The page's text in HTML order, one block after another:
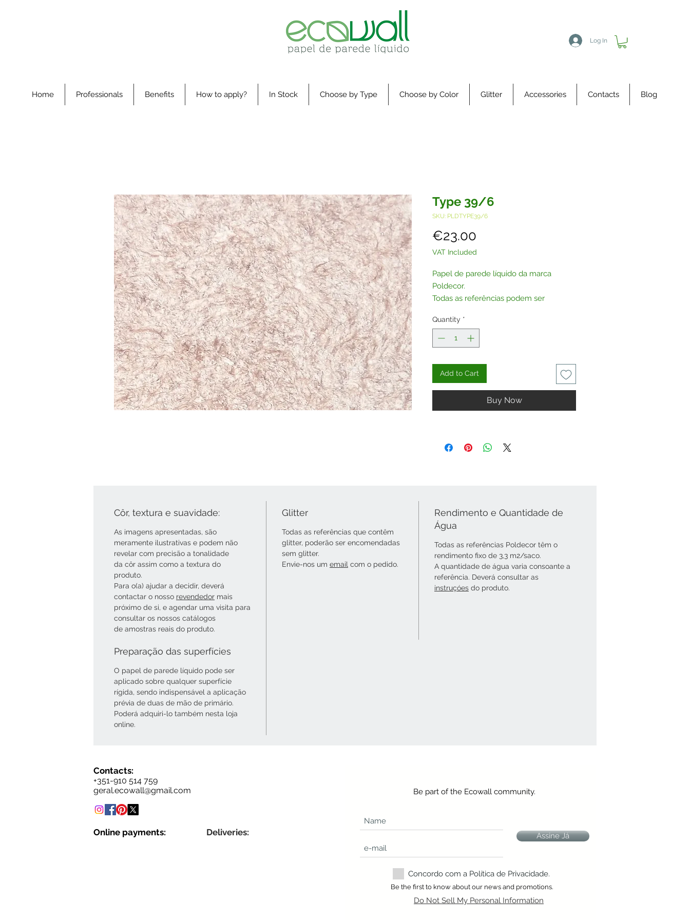
Log In
Home Professionals Benefits How to apply? In Stock Choose by Type Choose by Color Glitter Accessories Contacts Blog
Type 39/6
SKU: PLDTYPE39/6
€23.00
VAT Included
Papel de parede líquido da marca
Poldecor.
Todas as referências podem ser
Contacte-nos
Quantity *
Add to Cart
Buy Now
Côr, textura e suavidade:
As imagens apresentadas, são
meramente ilustrativas e podem não
revelar com precisão a tonalidade
da côr assim como a textura do
produto.
Para o(a) ajudar a decidir, deverá
contactar o nosso revendedor mais
próximo de si, e agendar uma visita para
consultar os nossos catálogos
de amostras reais do produto.
Glitter
Todas as referências que contêm
glitter, poderão ser encomendadas
sem glitter.
Envie-nos um email com o pedido.
Rendimento e Quantidade de
Água
Todas as referências Poldecor têm o
rendimento fixo de 3,3 m2/saco.
A quantidade de água varia consoante a
referência. Deverá consultar as
instruçóes do produto.
Preparação das superfícies
O papel de parede líquido pode ser
aplicado sobre qualquer superfície
rígida, sendo indispensável a aplicação
prévia de duas de mão de primário.
Poderá adquiri-lo também nesta loja
online.
Contacts:
+351-910 514 759
geral.ecowall@gmail.com
Online payments: Deliveries:
Be part of the Ecowall community.
Assine Já
Concordo com a Política de Privacidade.
Be the first to know about our news and promotions.
Do Not Sell My Personal Information